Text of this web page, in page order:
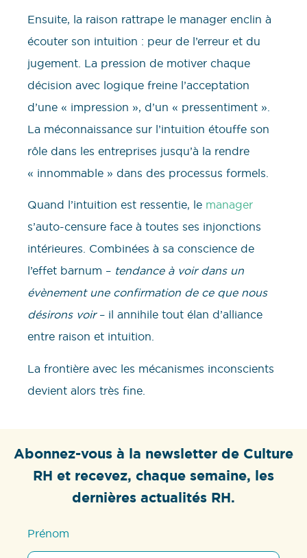
Ensuite, la raison rattrape le manager enclin à
écouter son intuition : peur de l’erreur et du
jugement. La pression de motiver chaque
décision avec logique freine l’acceptation
d’une « impression », d’un « pressentiment ».
La méconnaissance sur l’intuition étouffe son
rôle dans les entreprises jusqu’à la rendre
« innommable » dans des processus formels.
Quand l’intuition est ressentie, le manager
s’auto-censure face à toutes ses injonctions
intérieures. Combinées à sa conscience de
l’effet barnum – tendance à voir dans un
évènement une confirmation de ce que nous
désirons voir– il annihile tout élan d’alliance
entre raison et intuition.
La frontière avec les mécanismes inconscients
devient alors très fine.
Abonnez-vous à la newsletter de Culture
RH et recevez, chaque semaine, les
dernières actualités RH.
Prénom